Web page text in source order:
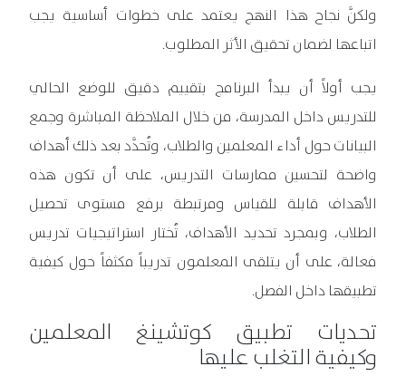
ولكنَّ نجاح هذا النهج يعتمد على خطوات أساسية يجب
اتباعها لضمان تحقيق الأثر المطلوب.
يجب أولاً أن يبدأ البرنامج بتقييم دقيق للوضع الحالي
للتدريس داخل المدرسة، من خلال الملاحظة المباشرة وجمع
البيانات حول أداء المعلمين والطلاب، وتُحدَّد بعد ذلك أهداف
واضحة لتحسين ممارسات التدريس، على أن تكون هذه
الأهداف قابلة للقياس ومرتبطة برفع مستوى تحصيل
الطلاب، وبمجرد تحديد الأهداف، تُختار استراتيجيات تدريس
فعالة، على أن يتلقى المعلمون تدريباً مكثفاً حول كيفية
تطبيقها داخل الفصل.
تحديات تطبيق كوتشينغ المعلمين
وكيفية التغلب عليها